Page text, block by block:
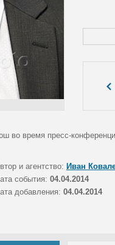
во время пресс-
и агентство: Иван
события: 04.04.2014
добавления: 04.04.2014